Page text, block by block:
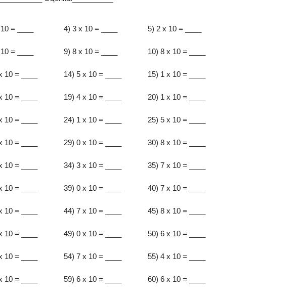
= ____ 4) 3 x 10 = ____ 5) 2 x 10 = ____
= ____ 9) 8 x 10 = ____ 10) 8 x 10 = ____
10 = ____ 14) 5 x 10 = ____ 15) 1 x 10 = ____
10 = ____ 19) 4 x 10 = ____ 20) 1 x 10 = ____
10 = ____ 24) 1 x 10 = ____ 25) 5 x 10 = ____
10 = ____ 29) 0 x 10 = ____ 30) 8 x 10 = ____
10 = ____ 34) 3 x 10 = ____ 35) 7 x 10 = ____
10 = ____ 39) 0 x 10 = ____ 40) 7 x 10 = ____
10 = ____ 44) 7 x 10 = ____ 45) 8 x 10 = ____
10 = ____ 49) 0 x 10 = ____ 50) 6 x 10 = ____
10 = ____ 54) 7 x 10 = ____ 55) 4 x 10 = ____
10 = ____ 59) 6 x 10 = ____ 60) 6 x 10 = ____